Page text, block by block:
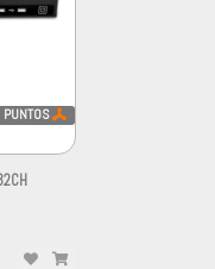
PUNTOS